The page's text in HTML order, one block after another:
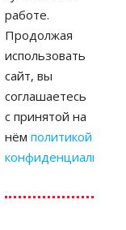
работе.
Продолжая
использовать
сайт, вы
соглашаетесь
с принятой на
нём политикой